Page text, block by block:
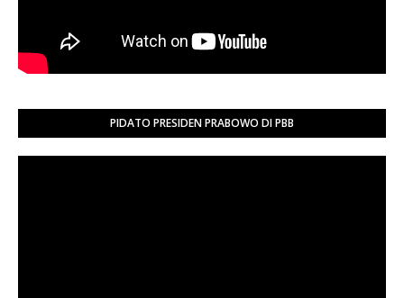
PIDATO PRESIDEN PRABOWO DI PBB